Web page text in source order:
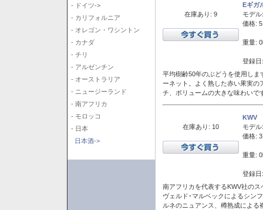
- ドイツ->
- カリフォルニア
- オレゴン・ワシントン
- カナダ
- チリ
- アルゼンチン
- オーストラリア
- ニュージーランド
- 南アフリカ
- モロッコ
- 日本
日本酒->
在庫あり: 9
Eギガ
モデル:
価格:
重量:
登録
平均樹齢50年のぶどうを使用し
ーネット。よく熟した赤い果実
チ、ボリュームの大きな味わいで
在庫あり: 10
KWV
モデル:
価格:
重量:
登録
南アフリカを代表するKWV社の
ヴェルド･マルベックによるシン
ルネのニュアンス、樽熟成によ